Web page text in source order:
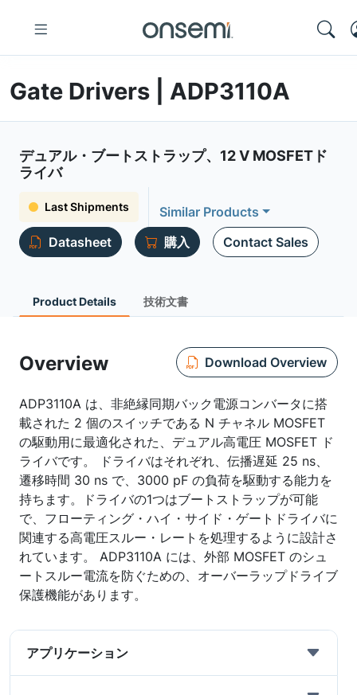
Gate Drivers | ADP3110A
デュアル・ブートストラップ、12 V MOSFETド
ライバ
Last Shipments
Similar Products
Datasheet
購入 Contact Sales
Product Details 技術文書
Overview Download Overview
ADP3110A は、非絶縁同期バック電源コンバータに搭
載された 2 個のスイッチである N チャネル MOSFET
の駆動用に最適化された、デュアル高電圧 MOSFET ド
ライバです。 ドライバはそれぞれ、伝播遅延 25 ns、
遷移時間 30 ns で、3000 pF の負荷を駆動する能力を
持ちます。ドライバの1つはブートストラップが可能
で、フローティング・ハイ・サイド・ゲートドライバに
関連する高電圧スルー・レートを処理するように設計さ
れています。 ADP3110A には、外部 MOSFET のシュ
ートスルー電流を防ぐための、オーバーラップドライブ
保護機能があります。
アプリケーション